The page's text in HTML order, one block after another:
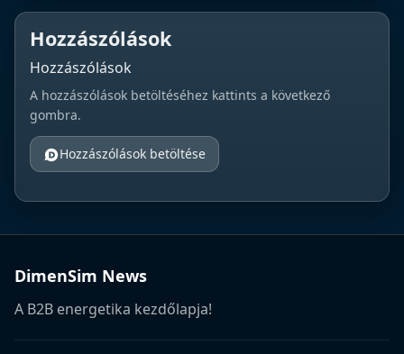
Hozzászólások
Hozzászólások
A hozzászólások betöltéséhez kattints a következő
gombra.
Hozzászólások betöltése
DimenSim News
A B2B energetika kezdőlapja!